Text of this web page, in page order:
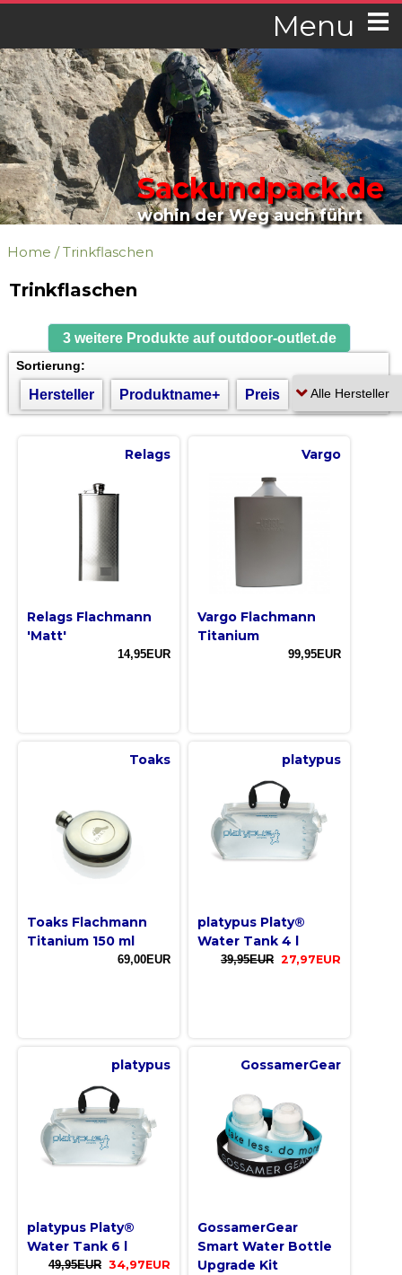
Menu
Sackundpack.de
wohin der Weg auch führt
Home /Trinkflaschen
Trinkflaschen
3 weitere Produkte auf outdoor-outlet.de
Sortierung:
Hersteller Produktname+ Preis
Relags
Relags Flachmann
'Matt'
14,95EUR
Vargo
Vargo Flachmann
Titanium
99,95EUR
Toaks
Toaks Flachmann
Titanium 150 ml
69,00EUR
platypus
platypus Platy®
Water Tank 4 l
39,95EUR 27,97EUR
platypus
platypus Platy®
Water Tank 6 l
49,95EUR 34,97EUR
GossamerGear
GossamerGear
Smart Water Bottle
Upgrade Kit